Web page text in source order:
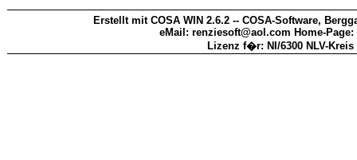
Erstellt mit COSA WIN 2.6.2 -- COSA-Software,
eMail: renziesoft@aol.com Home-Page:
Lizenz f�r: NI/6300 NLV-